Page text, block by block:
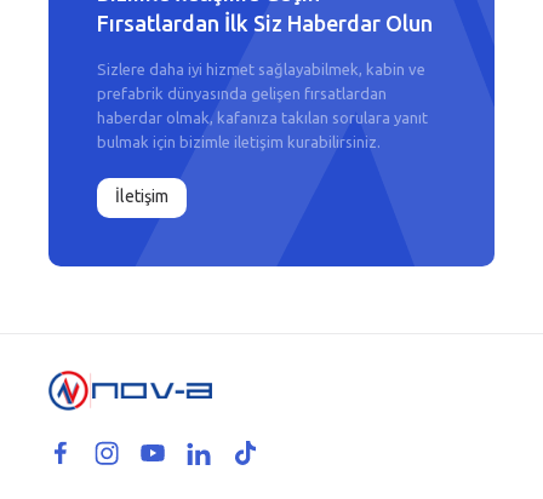
Fırsatlardan İlk Siz Haberdar Olun
Sizlere daha iyi hizmet sağlayabilmek, kabin ve
prefabrik dünyasında gelişen fırsatlardan
haberdar olmak, kafanıza takılan sorulara yanıt
bulmak için bizimle iletişim kurabilirsiniz.
İletişim